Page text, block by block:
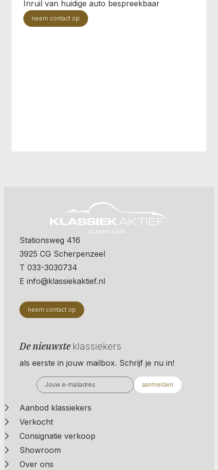
Inruil van huidige auto bespreekbaar
neem contact op
Stationsweg 416
3925 CG Scherpenzeel
T 033-3030734
E info@klassiekaktief.nl
neem contact op
De nieuwste klassiekers
als eerste in jouw mailbox. Schrijf je nu in!
aanmelden
Aanbod klassiekers
Verkocht
Consignatie verkoop
Showroom
Over ons